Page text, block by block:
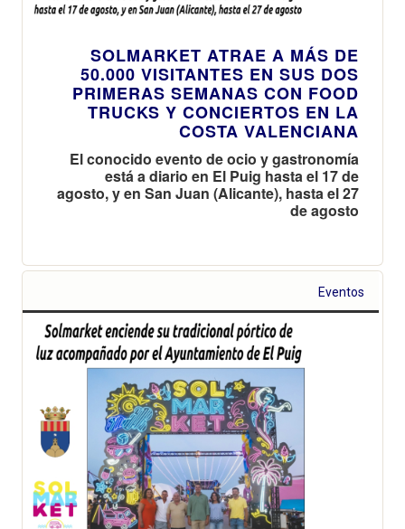
SOLMARKET ATRAE A MÁS DE
50.000 VISITANTES EN SUS DOS
PRIMERAS SEMANAS CON FOOD
TRUCKS Y CONCIERTOS EN LA
COSTA VALENCIANA
El conocido evento de ocio y gastronomía
está a diario en El Puig hasta el 17 de
agosto, y en San Juan (Alicante), hasta el 27
de agosto
Eventos